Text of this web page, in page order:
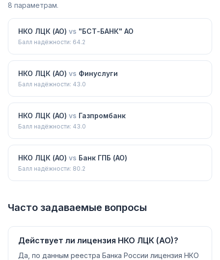
8 параметрам.
НКО ЛЦК (АО) vs "БСТ-БАНК" АО
Балл надёжности: 64.2
НКО ЛЦК (АО) vs Финуслуги
Балл надёжности: 43.0
НКО ЛЦК (АО) vs Газпромбанк
Балл надёжности: 43.0
НКО ЛЦК (АО) vs Банк ГПБ (АО)
Балл надёжности: 80.2
Часто задаваемые вопросы
Действует ли лицензия НКО ЛЦК (АО)?
Да, по данным реестра Банка России лицензия НКО